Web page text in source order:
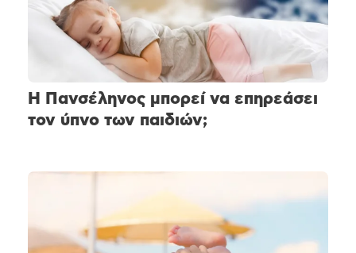
Η Πανσέληνος μπορεί να επηρεάσει
τον ύπνο των παιδιών;